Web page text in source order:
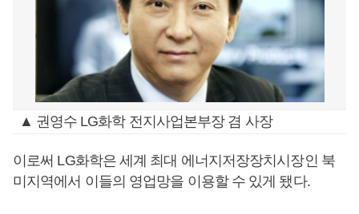
▲ 권영수 LG화학 전지사업본부장 겸 사장
이로써 LG화학은 세계 최대 에너지저장장치시장인 북
미지역에서 이들의 영업망을 이용할 수 있게 됐다.